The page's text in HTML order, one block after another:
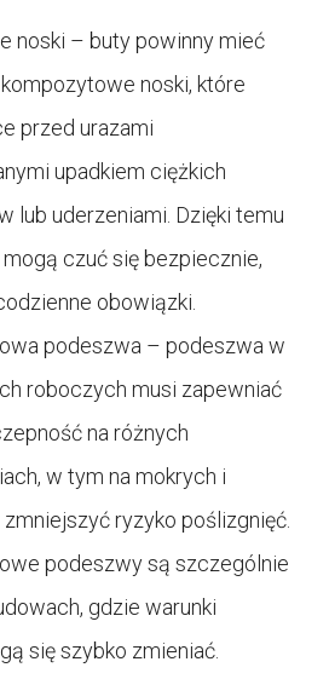
noski – buty powinny mieć
noski, które
przed urazami
upadkiem ciężkich
lub uderzeniami. Dzięki temu
czuć się bezpiecznie,
obowiązki.
podeszwa – podeszwa w
roboczych musi zapewniać
na różnych
w tym na mokrych i
zmniejszyć ryzyko poślizgnięć.
podeszwy są szczególnie
gdzie warunki
się szybko zmieniać.